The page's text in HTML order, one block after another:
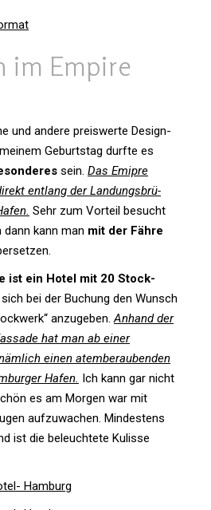
im Empire
und andere preis­werte Design­
Geburtstag durfte es
sein. Das Emipre
ent­lang der Lan­dungs­brü­
Sehr zum Vor­teil besucht
dann kann man mit der Fähre
ist ein Hotel mit 20 Stock­
bei der Buchung den Wunsch
anzu­geben.Anhand der
hat man ab einer
einen atem­be­rau­benden
Hafen. Ich kann gar nicht
es am Morgen war mit
auf­zu­wa­chen. Min­des­tens
ist die beleuch­tete Kulisse